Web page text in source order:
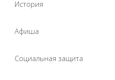
История
Афиша
Социальная защита